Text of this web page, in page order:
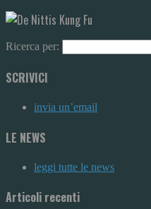
Ricerca per:
SCRIVICI
invia un’email
LE NEWS
leggi tutte le news
Articoli recenti